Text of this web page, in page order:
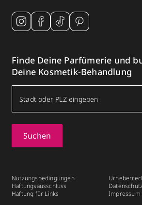
Finde Deine Parfümerie und
Deine Kosmetik-Behandlung
Suchen
Nutzungsbedingungen
Haftungsausschluss
Haftung für Links
Datenschutz
Impressum